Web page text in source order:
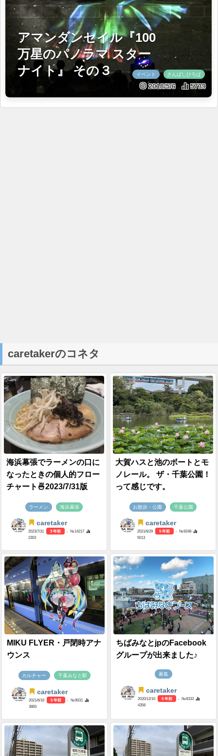
アマンダンセイル『100
万星のパノラマ スター
ナイト』 その３
イベント さんばしひろば
2018/5/6 5739
caretakerのコネタ
海浜幕張でラーメンの口に
なったときの個人的フロー
チャート🍜2023/7/31版
ラーメン 海浜幕張
caretaker
2023/7/31 3 年前
- №14217
2303
大賀ハスと池のボートとモ
ノレール。 ザ・千葉公園！
って感じです。
お散歩・公園 千葉公園
caretaker
2021/6/29 5 年前
- №9248
5013
MIKU FLYER・戸閉時アナ
ウンス
カルチャー 千葉みなと駅
caretaker
2021/6/16 5 年前
- №9031
3883
ちばみなとjpのFacebook
グループが出来ました♪
募集
caretaker
2020/12/10 5 年前
- №8333
4358